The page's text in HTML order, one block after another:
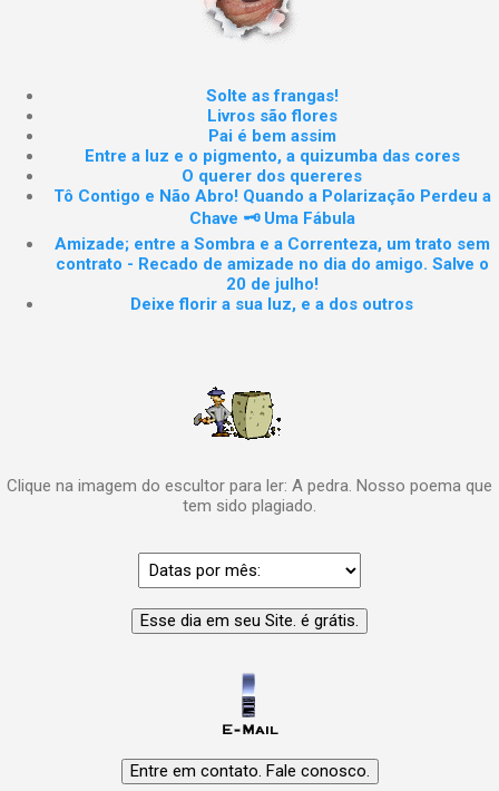
Solte as frangas!
Livros são flores
Pai é bem assim
Entre a luz e o pigmento, a quizumba das cores
O querer dos quereres
Tô Contigo e Não Abro! Quando a Polarização Perdeu a
Chave 🗝️ Uma Fábula
Amizade; entre a Sombra e a Correnteza, um trato sem
contrato - Recado de amizade no dia do amigo. Salve o
20 de julho!
Deixe florir a sua luz, e a dos outros
Clique na imagem do escultor para ler: A pedra. Nosso poema que
tem sido plagiado.